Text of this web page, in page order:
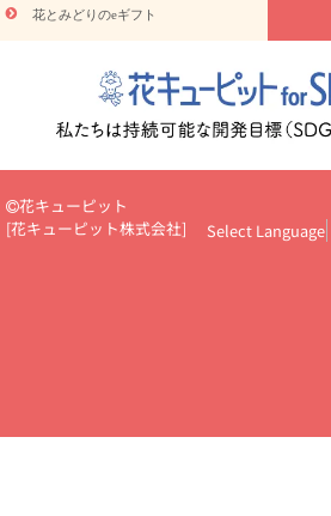
やみ・10000円～
365日の誕生花
花キューピットのお祝いコラム
彩心理学」で選ぶ方法
結婚祝いの予算
転職祝いのマナー基礎知識
ペット
バイス
スタンド花（フラスタ）のマナ
お祝
場上司や先輩へ贈るお祝い花の正解は？
ド（早見表あり）
プロ直伝10のテクニック
花美人5人
花とみどりのeギフト
花キューピット
[花キューピット株式会社] Select Language